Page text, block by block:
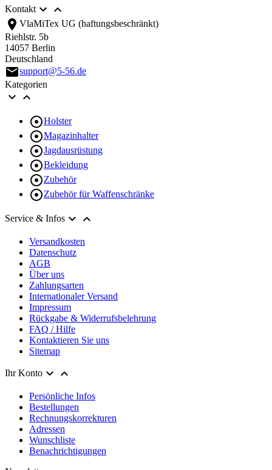
Kontakt 
location_on VlaMiTex UG (haftungsbeschränkt)
Riehlstr. 5b
14057 Berlin
Deutschland
emailsupport@5-56.de
Kategorien
 
Holster
Magazinhalter
Jagdausrüstung
Bekleidung
Zubehör
Zubehör für Waffenschränke
Service & Infos  
Versandkosten
Datenschutz
AGB
Über uns
Zahlungsarten
Internationaler Versand
Impressum
Rückgabe & Widerrufsbelehrung
FAQ / Hilfe
Kontaktieren Sie uns
Sitemap
Ihr Konto  
Persönliche Infos
Bestellungen
Rechnungskorrekturen
Adressen
Wunschliste
Benachrichtigungen